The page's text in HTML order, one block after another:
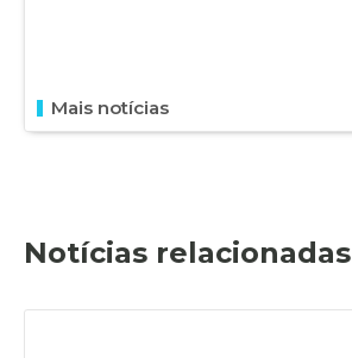
Mais notícias
Notícias relacionadas